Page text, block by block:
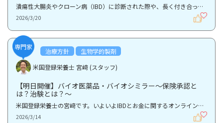
潰瘍性大腸炎やクローン病（IBD）に診断された際や、長く付き合っていく中で、医療費については不安にな...
2026/3/20
専門家
治療方針
生物学的製剤
米国登録栄養士 宮﨑 (スタッフ)
【明日開催】バイオ医薬品・バイオシミラー〜保険承認と
は？治験とは？〜
米国登録栄養士の宮﨑です。いよいよIBDとお金に関するオンラインセミナー第2回「バイオ医薬品・バイオ...
2026/3/14